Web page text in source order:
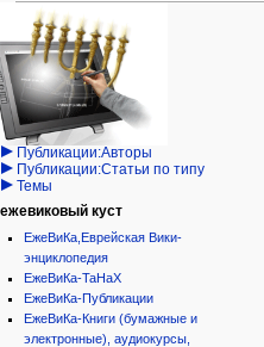
Навигация
персональные инструменты
войти
запрос
учётной
записи
категории
Израиль:Страна и
государство
Иудаизм
Народ
Проекты
Проекты/Участники/
дополнения
Публикации:Авторы
Публикации:Статьи по типу
Темы
ежевиковый куст
ЕжеВиКа,Еврейская Вики-
энциклопедия
ЕжеВиКа-ТаНаХ
ЕжеВиКа-Публикации
ЕжеВиКа-Книги (бумажные и
электронные), аудиокурсы,